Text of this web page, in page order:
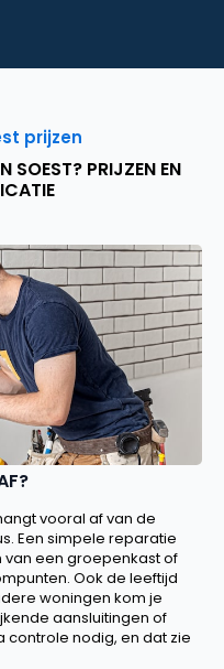
prijzen
SOEST? PRIJZEN EN
vooral af van de
Een simpele reparatie
van een groepenkast of
Ook de leeftijd
woningen kom je
aansluitingen of
controle nodig, en dat zie